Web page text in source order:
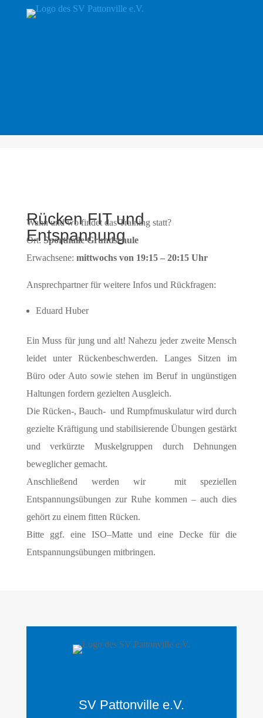
Rücken FIT und
Entspannung
Wann und wo findet das Training statt?
Ort: Sporthalle Grundschule
Erwachsene: mittwochs von 19:15 – 20:15 Uhr
Ansprechpartner für weitere Infos und Rückfragen:
Eduard Huber
Ein Muss für jung und alt! Nahezu jeder zweite Mensch
leidet unter Rückenbeschwerden. Langes Sitzen im
Büro oder Auto sowie stehen im Beruf in ungünstigen
Haltungen fordern gezielten Ausgleich.
Die Rücken-, Bauch- und Rumpfmuskulatur wird durch
gezielte Kräftigung und stabilisierende Übungen gestärkt
und verkürzte Muskelgruppen durch Dehnungen
beweglicher gemacht.
Anschließend werden wir mit speziellen
Entspannungsübungen zur Ruhe kommen – auch dies
gehört zu einem fitten Rücken.
Bitte ggf. eine ISO–Matte und eine Decke für die
Entspannungsübungen mitbringen.
SV Pattonville e.V.